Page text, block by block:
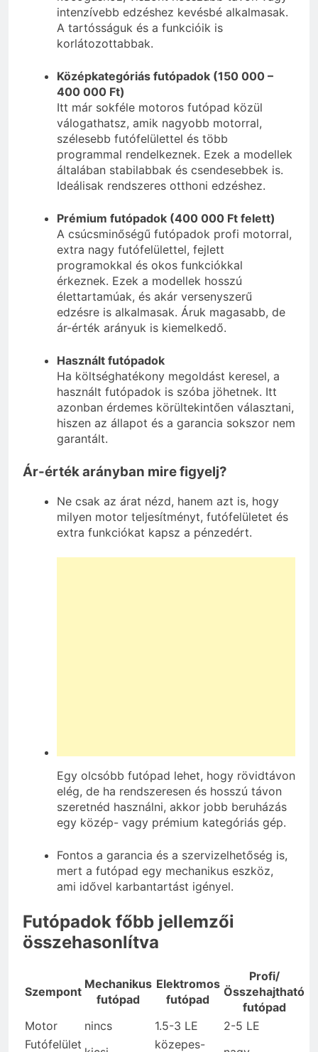
intenzívebb edzéshez kevésbé alkalmasak.
A tartósságuk és a funkcióik is
korlátozottabbak.
Középkategóriás futópadok (150 000 –
400 000 Ft)
Itt már sokféle motoros futópad közül
válogathatsz, amik nagyobb motorral,
szélesebb futófelülettel és több
programmal rendelkeznek. Ezek a modellek
általában stabilabbak és csendesebbek is.
Ideálisak rendszeres otthoni edzéshez.
Prémium futópadok (400 000 Ft felett)
A csúcsminőségű futópadok profi motorral,
extra nagy futófelülettel, fejlett
programokkal és okos funkciókkal
érkeznek. Ezek a modellek hosszú
élettartamúak, és akár versenyszerű
edzésre is alkalmasak. Áruk magasabb, de
ár-érték arányuk is kiemelkedő.
Használt futópadok
Ha költséghatékony megoldást keresel, a
használt futópadok is szóba jöhetnek. Itt
azonban érdemes körültekintően választani,
hiszen az állapot és a garancia sokszor nem
garantált.
Ár-érték arányban mire figyelj?
Ne csak az árat nézd, hanem azt is, hogy
milyen motor teljesítményt, futófelületet és
extra funkciókat kapsz a pénzedért.
Egy olcsóbb futópad lehet, hogy rövidtávon
elég, de ha rendszeresen és hosszú távon
szeretnéd használni, akkor jobb beruházás
egy közép- vagy prémium kategóriás gép.
Fontos a garancia és a szervizelhetőség is,
mert a futópad egy mechanikus eszköz,
ami idővel karbantartást igényel.
Futópadok főbb jellemzői
összehasonlítva
Szempont
Mechanikus
futópad
Elektromos
futópad
Profi/
Összehajtható
futópad
Motor
nincs 1.5-3 LE
2-5 LE
Futófelület
közepes-